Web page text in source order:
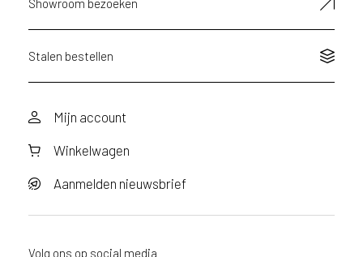
Showroom bezoeken
Stalen bestellen
Mijn account
Winkelwagen
Aanmelden nieuwsbrief
Volg ons op social media